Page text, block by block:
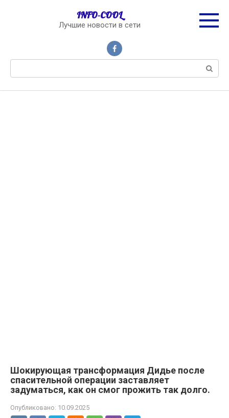
INFO-COOL
Лучшие новости в сети
Шокирующая трансформация Дидье после
спасительной операции заставляет
задуматься, как он смог прожить так долго.
Опубликовано: 10.09.2025